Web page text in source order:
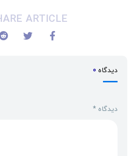
ARTICLE
دیدگاه 0
دیدگاه *